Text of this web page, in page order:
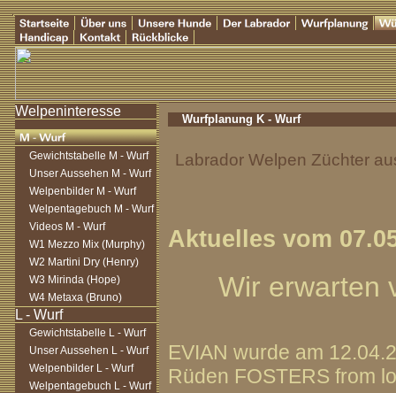
Gewichtstabelle M - Wurf
Unser Aussehen M - Wurf
Welpenbilder M - Wurf
Welpentagebuch M - Wurf
Videos M - Wurf
W1 Mezzo Mix (Murphy)
W2 Martini Dry (Henry)
W3 Mirinda (Hope)
W4 Metaxa (Bruno)
Gewichtstabelle L - Wurf
Unser Aussehen L - Wurf
Welpenbilder L - Wurf
Welpentagebuch L - Wurf
Wurfplanung K - Wurf
Labrador Welpen Züchter
Aktuelles vom
Wir erwarten
EVIAN wurde am
Rüden FOSTERS from